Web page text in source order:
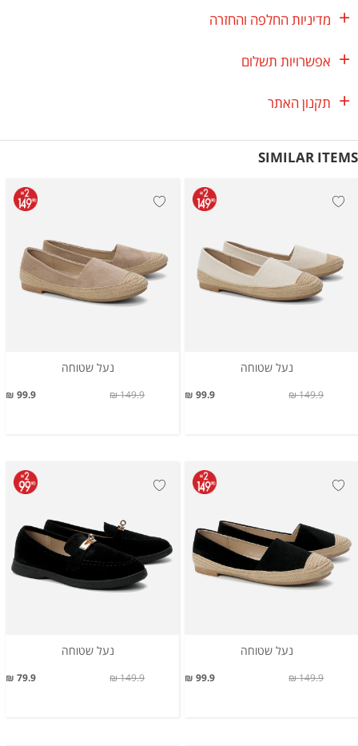
מדיניות החלפה והחזרה
אפשרויות תשלום
תקנון האתר
SIMILAR ITEMS
נעל שטוחה
99.9 ₪ 149.9 ₪
נעל שטוחה
99.9 ₪ 149.9 ₪
נעל שטוחה
99.9 ₪ 149.9 ₪
נעל שטוחה
79.9 ₪ 149.9 ₪